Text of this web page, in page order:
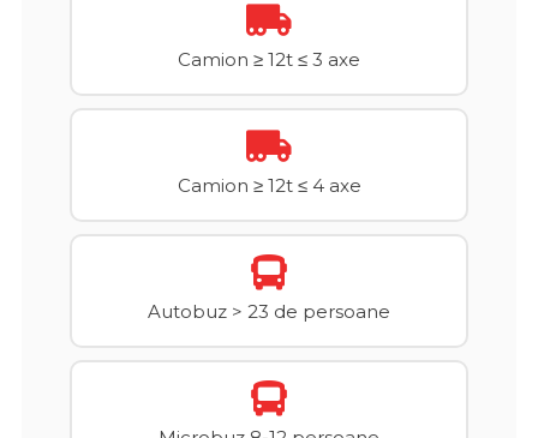
Camion ≥ 12t ≤ 3 axe
Camion ≥ 12t ≤ 4 axe
Autobuz > 23 de persoane